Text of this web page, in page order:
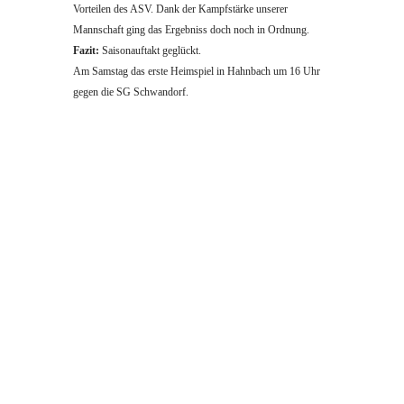
Vorteilen des ASV. Dank der Kampfstärke unserer
Mannschaft ging das Ergebniss doch noch in Ordnung.
Fazit: Saisonauftakt geglückt.
Am Samstag das erste Heimspiel in Hahnbach um 16 Uhr
gegen die SG Schwandorf.